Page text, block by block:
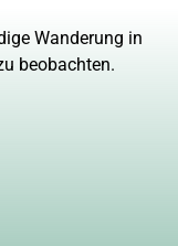
Wanderung in
beobachten.